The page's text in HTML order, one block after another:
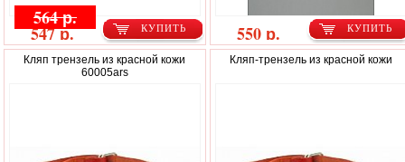
КУПИТЬ
564 р.
547 р. КУПИТЬ
550 р.
Кляп трензель из красной кожи
60005ars
Кляп-трензель из красной кожи